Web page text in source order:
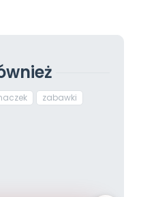
zabawki